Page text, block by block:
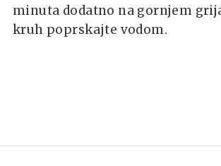
minuta dodatno na gornjem
kruh poprskajte vodom.